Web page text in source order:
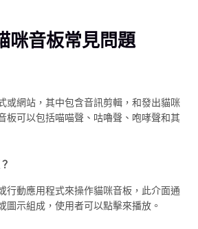
咪音板常見問題
或網站，其中包含音訊剪輯，和發出貓咪
板可以包括喵喵聲、咕嚕聲、咆哮聲和其
行動應用程式來操作貓咪音板，此介面通
圖示組成，使用者可以點擊來播放。